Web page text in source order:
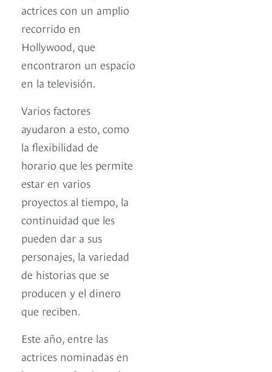
actrices con un amplio
recorrido en
Hollywood, que
encontraron un espacio
en la televisión.
Varios factores
ayudaron a esto, como
la flexibilidad de
horario que les permite
estar en varios
proyectos al tiempo, la
continuidad que les
pueden dar a sus
personajes, la variedad
de historias que se
producen y el dinero
que reciben.
Este año, entre las
actrices nominadas en